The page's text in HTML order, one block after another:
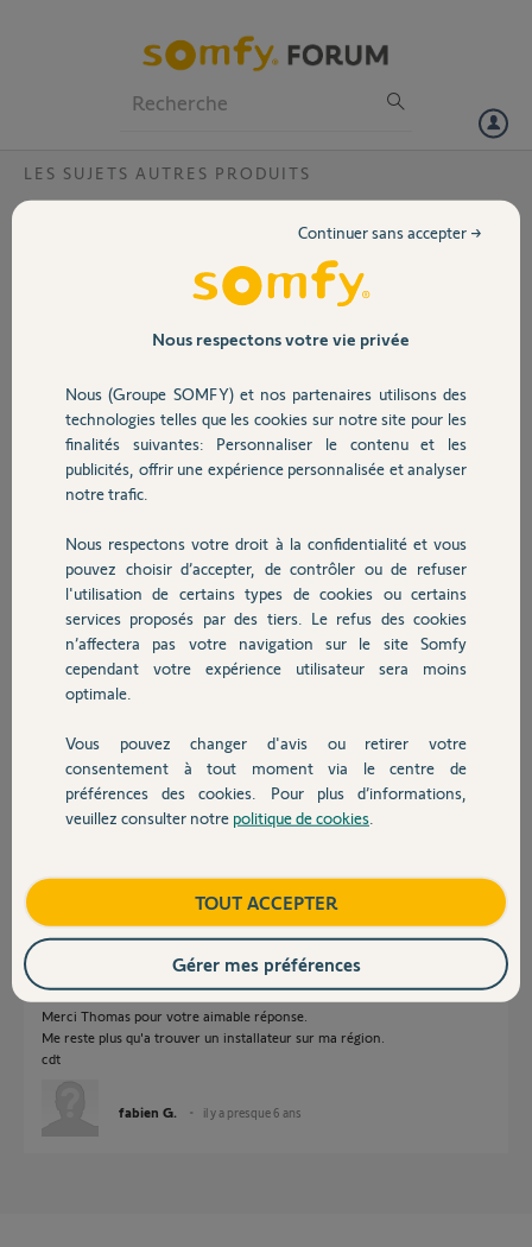
Volet
Sécurité
Domotique
Chauffage
Autres produits
Devis avec un pro
Contact
LES SUJETS AUTRES PRODUITS
motoriser pergola bioclimatique
bonjour, je viens d'acquérir une pergola bioclimatique de la marque
Tieral qui n'est pas motoriser. juste huile de coude.
Je voulais savoir si somfy proposait une solution et si oui quelles sont
les caractéristiques nécessaire sur la pergola
fabien G.
il y a environ 6 ans
Participer au fil de discussion
Réponses
Bonjour Fabien,
Il existe le moteur Pergola Tilt 24V 150mm ou le moteur Tilt 24V 300mm
qu'il faudra connecter à la Centrale de pilotage pour pergola à lames
orientables IO.
orienter les lames.
Ces équipements font partis exclusivement de la gamme professionnelle,
il faudra donc vous rapprocher d'un installateur professionnel ou d'un
site internet spécialisé pour vous les procurer.
il y a environ 6 ans
Merci Thomas pour votre aimable réponse.
Me reste plus qu'a trouver un installateur sur ma région.
cdt
fabien G. il y a presque 6 ans
Nous respectons votre vie privée
Nous (Groupe SOMFY) et nos partenaires utilisons des
technologies telles que les cookies sur notre site pour les
finalités suivantes: Personnaliser le contenu et les
publicités, offrir une expérience personnalisée et analyser
notre trafic.
Nous respectons votre droit à la confidentialité et vous
pouvez choisir d’accepter, de contrôler ou de refuser
l'utilisation de certains types de cookies ou certains
services proposés par des tiers. Le refus des cookies
n’affectera pas votre navigation sur le site Somfy
cependant votre expérience utilisateur sera moins
optimale.
Vous pouvez changer d'avis ou retirer votre
consentement à tout moment via le centre de
préférences des cookies. Pour plus d’informations,
veuillez consulter notre politique de cookies
Continuer sans accepter →
TOUT ACCEPTER
Gérer mes préférences